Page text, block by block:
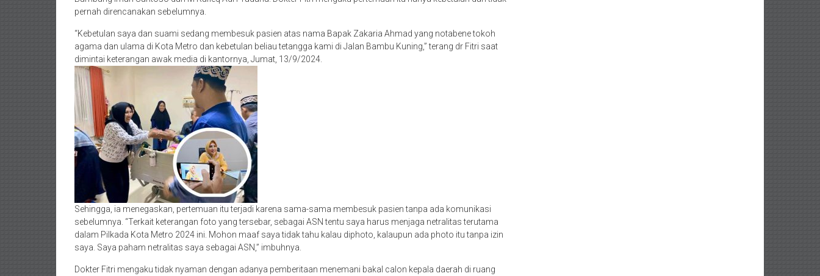
pernah direncanakan sebelumnya.
“Kebetulan saya dan suami sedang membesuk pasien atas nama Bapak Zakaria Ahmad yang notabene tokoh
agama dan ulama di Kota Metro dan kebetulan beliau tetangga kami di Jalan Bambu Kuning,” terang dr Fitri saat
dimintai keterangan awak media di kantornya, Jumat, 13/9/2024.
Sehingga, ia menegaskan, pertemuan itu terjadi karena sama-sama membesuk pasien tanpa ada komunikasi
sebelumnya. “Terkait keterangan foto yang tersebar, sebagai ASN tentu saya harus menjaga netralitas terutama
dalam Pilkada Kota Metro 2024 ini. Mohon maaf saya tidak tahu kalau diphoto, kalaupun ada photo itu tanpa izin
saya. Saya paham netralitas saya sebagai ASN,” imbuhnya.
Dokter Fitri mengaku tidak nyaman dengan adanya pemberitaan menemani bakal calon kepala daerah di ruang